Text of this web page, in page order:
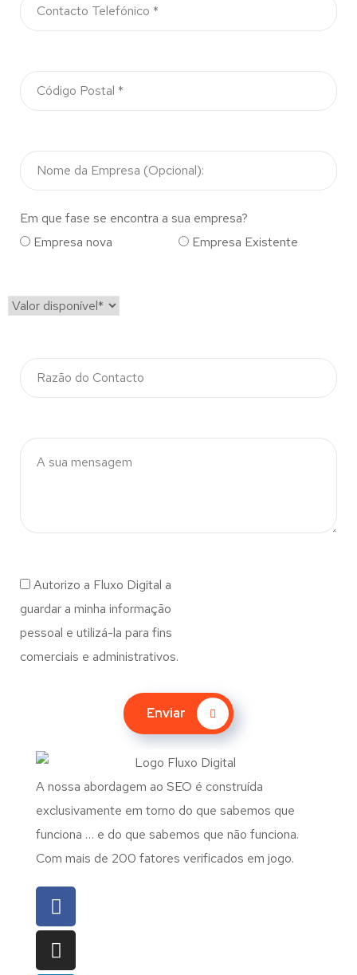
Em que fase se encontra a sua empresa?
Empresa nova
Empresa Existente
Autorizo a Fluxo Digital a
guardar a minha informação
pessoal e utilizá-la para fins
comerciais e administrativos.
Enviar
A nossa abordagem ao SEO é construída
exclusivamente em torno do que sabemos que
funciona … e do que sabemos que não funciona.
Com mais de 200 fatores verificados em jogo.